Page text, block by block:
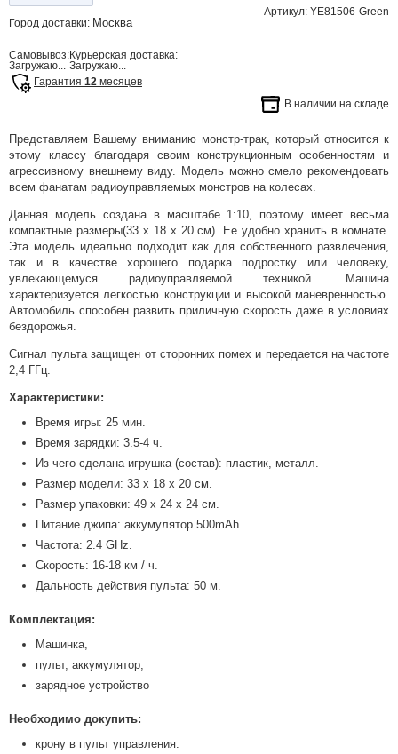
Артикул: YE81506-Green
Город доставки: Москва
Самовывоз:
Загружаю...
Курьерская доставка:
Загружаю...
Гарантия 12 месяцев
В наличии на складе
Представляем Вашему вниманию монстр-трак, который относится к
этому классу благодаря своим конструкционным особенностям и
агрессивному внешнему виду. Модель можно смело рекомендовать
всем фанатам радиоуправляемых монстров на колесах.
Данная модель создана в масштабе 1:10, поэтому имеет весьма
компактные размеры(33 x 18 x 20 см). Ее удобно хранить в комнате.
Эта модель идеально подходит как для собственного развлечения,
так и в качестве хорошего подарка подростку или человеку,
увлекающемуся радиоуправляемой техникой. Машина
характеризуется легкостью конструкции и высокой маневренностью.
Автомобиль способен развить приличную скорость даже в условиях
бездорожья.
Сигнал пульта защищен от сторонних помех и передается на частоте
2,4 ГГц.
Характеристики:
Время игры: 25 мин.
Время зарядки: 3.5-4 ч.
Из чего сделана игрушка (состав): пластик, металл.
Размер модели: 33 x 18 x 20 см.
Размер упаковки: 49 x 24 x 24 см.
Питание джипа: аккумулятор 500mAh.
Частота: 2.4 GHz.
Скорость: 16-18 км / ч.
Дальность действия пульта: 50 м.
Комплектация:
Машинка,
пульт, аккумулятор,
зарядное устройство
Необходимо докупить:
крону в пульт управления.